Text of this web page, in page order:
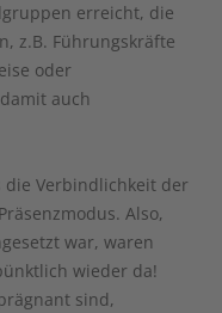
erreicht, die
z.B. Führungskräfte
oder
auch
die Verbindlichkeit der
Also,
war, waren
wieder da!
sind,